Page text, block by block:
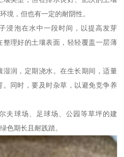
境，但也有一定的耐阴性。
浸泡在水中一段时间，以提高发芽
理好的土壤表面，轻轻覆盖一层薄
润，定期浇水。在生长期间，适量
同时，要及时杂草，以避免竞争养
夫球场、足球场、公园等草坪的建
色期长且耐践踏。